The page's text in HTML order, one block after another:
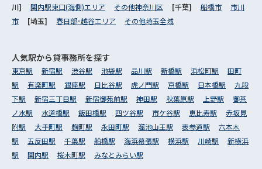
川] 関内駅東口(海側)エリア その他神奈川区 [千葉] 船橋市
市川
市
[埼玉] 春日部･越谷エリア その他埼玉全域
人気駅から貸事務所を探す
東京駅 新宿駅 渋谷駅 池袋駅 品川駅 新橋駅 浜松町駅
田町
駅
有楽町駅 銀座駅 日比谷駅 虎ノ門駅 京橋駅 日本橋駅
九段
下駅
新宿三丁目駅 新宿御苑前駅 神田駅 秋葉原駅 上野駅
御茶
ノ水駅
水道橋駅 飯田橋駅 四ツ谷駅 市ケ谷駅 恵比寿駅
赤坂見
附駅
大手町駅 麹町駅 永田町駅 溜池山王駅 表参道駅
六本木
駅
五反田駅 千葉駅 船橋駅 海浜幕張駅 横浜駅 川崎駅
新横浜
駅
関内駅 桜木町駅 みなとみらい駅